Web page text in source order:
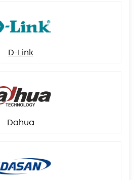
D-Link
Dahua